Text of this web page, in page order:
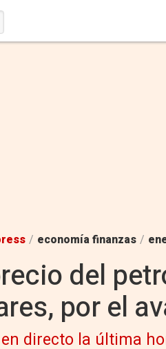
/ economía finanzas /
del
por el
directo la última